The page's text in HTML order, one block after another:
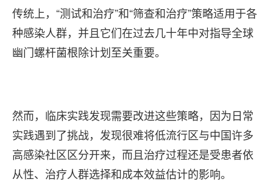
传统上，“测试和治疗”和“筛查和治疗”策略适用于各
种感染人群，并且它们在过去几十年中对指导全球
幽门螺杆菌根除计划至关重要。
然而，临床实践发现需要改进这些策略，因为日常
实践遇到了挑战，发现很难将低流行区与中国许多
高感染社区区分开来，而且治疗过程还是受患者依
从性、治疗人群选择和成本效益估计的影响。